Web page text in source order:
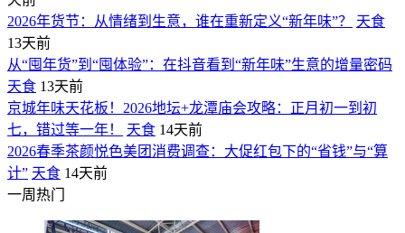
2026年货节：从情绪到生意，谁在重新定义“新年味”？
天食
13天前
从“囤年货”到“囤体验”：在抖音看到“新年味”生意的增量密码
天食 13天前
京城年味天花板！2026地坛+龙潭庙会攻略：正月初一到初
七，错过等一年！
天食 14天前
2026春季茶颜悦色美团消费调查：大促红包下的“省钱”与“算
计” 天食 14天前
一周热门